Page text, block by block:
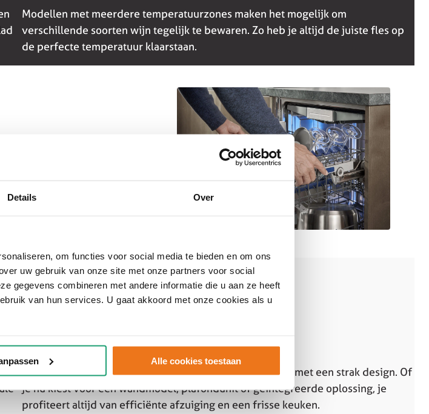
Details Over
om functies voor social media te bieden en om ons
uw gebruik van onze site met onze partners voor social
gegevens combineren met andere informatie die u aan ze heeft
van hun services. U gaat akkoord met onze cookies als u
Alle cookies toestaan
Modellen met meerdere temperatuurzones maken het mogelijk om
verschillende soorten wijn tegelijk te bewaren. Zo heb je altijd de juiste fles op
de perfecte temperatuur klaarstaan.
voor maximaal
werking passen ze perfect
je altijd een optimaal
Siemens afzuigkappen combineren krachtige prestaties met een strak design. Of
je nu kiest voor een wandmodel, plafondunit of geïntegreerde oplossing, je
profiteert altijd van efficiënte afzuiging en een frisse keuken.